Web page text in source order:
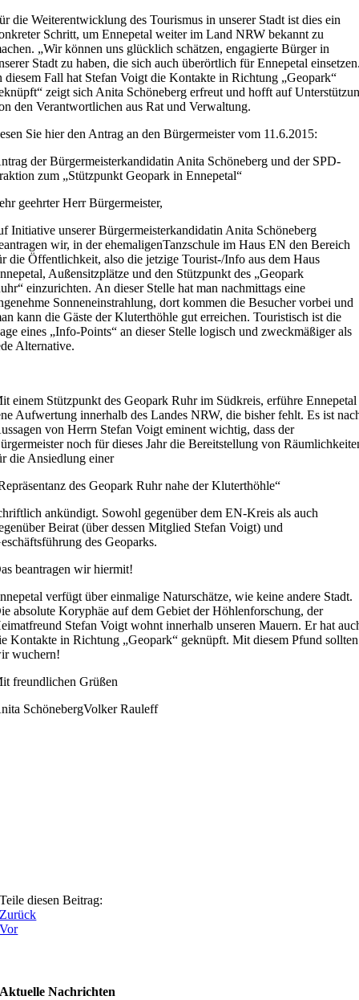
die Weiterentwicklung des Tourismus in unserer Stadt ist dies ein
Schritt, um Ennepetal weiter im Land NRW bekannt zu
„Wir können uns glücklich schätzen, engagierte Bürger in
Stadt zu haben, die sich auch überörtlich für Ennepetal
diesem Fall hat Stefan Voigt die Kontakte in Richtung „Geopark“
zeigt sich Anita Schöneberg erfreut und hofft auf
den Verantwortlichen aus Rat und Verwaltung.
Sie hier den Antrag an den Bürgermeister vom 11.6.2015:
der Bürgermeisterkandidatin Anita Schöneberg und der SPD-
zum „Stützpunkt Geopark in Ennepetal“
geehrter Herr Bürgermeister,
Initiative unserer Bürgermeisterkandidatin Anita Schöneberg
wir,in der ehemaligenTanzschule im Haus EN den Bereich
die Öffentlichkeit, also die jetzigeTourist-/Info aus dem Haus
, Außensitzplätze und den Stützpunkt des „Geopark
“ einzurichten. An dieser Stelle hat man nachmittagseine
Sonneneinstrahlung, dort kommen die Besucher vorbei und
kann die Gäste der Kluterthöhle gut erreichen. Touristisch ist die
eines „Info-Points“an dieser Stelle logisch und zweckmäßiger als
Alternative.
einem Stützpunkt des Geopark Ruhr im Südkreis, erführe Ennepetal
Aufwertung innerhalb desLandes NRW, die bisher fehlt. Esist
von Herrn Stefan Voigteminent wichtig, dass der
noch für dieses Jahrdie Bereitstellung von
die Ansiedlung einer
des Geopark Ruhr nahe der Kluterthöhle“
ankündigt. Sowohl gegenüber dem EN-Kreis als auch
Beirat (über dessen Mitglied Stefan Voigt) und
des Geoparks.
beantragen wir hiermit!
verfügt über einmalige Naturschätze, wie keine andere Stadt.
absolute Koryphäe auf dem Gebiet der Höhlenforschung, der
Stefan Voigt wohnt innerhalb unseren Mauern.Er hat
Kontakte in Richtung „Geopark“ geknüpft.Mit diesem Pfund sollten
wuchern!
freundlichen Grüßen
SchönebergVolker Rauleff
Teile diesen Beitrag:
Zurück
Vor
Aktuelle Nachrichten